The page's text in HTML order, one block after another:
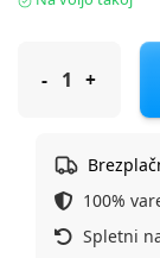
Original
100%
Spletni